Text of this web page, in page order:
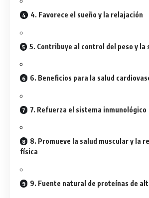
4. Favorece el sueño y la relajación
5. Contribuye al control del peso y la
6. Beneficios para la salud
7. Refuerza el sistema inmunológico
8. Promueve la salud muscular y la
física
9. Fuente natural de proteínas de